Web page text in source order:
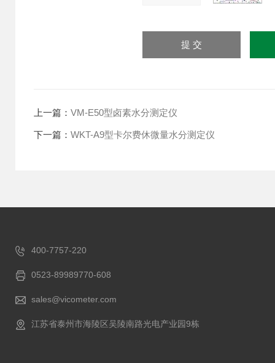
上一篇： VM-E50型卤素水分测定仪
下一篇： WKT-A9型卡尔费休微量水分测定仪
400-7757-220
0523-89989770-608
sales@vicometer.com
江苏省泰州市海陵区吴陵南路光电产业园9栋